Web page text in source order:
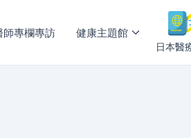
師專欄專訪 健康主題館
日本醫